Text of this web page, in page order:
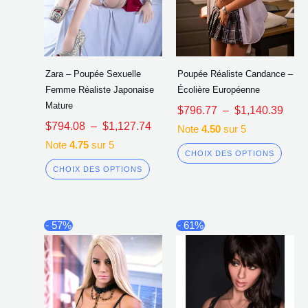
Zara – Poupée Sexuelle
Femme Réaliste Japonaise
Mature
$794.08 – $1,127.74
Note 4.75sur 5
CHOIX DES OPTIONS
produit
Poupée Réaliste Candance –
Écolière Européenne
$796.77 – $1,140.39
Note 4.50sur 5
CHOIX DES OPTIONS
- 57%
Plage
de
prix :
$843.85
à
$1,186.99
produit
plusieurs
variations.
- 61%
de